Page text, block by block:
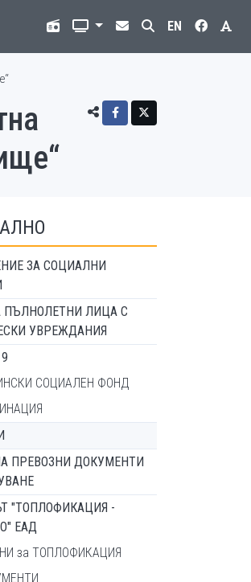
EN
ЗА СОЦИАЛНИ
ПЪЛНОЛЕТНИ ЛИЦА С
УВРЕЖДАНИЯ
СОЦИАЛЕН ФОНД
ПРЕВОЗНИ ДОКУМЕНТИ
"ТОПЛОФИКАЦИЯ -
ЕАД
за ТОПЛОФИКАЦИЯ